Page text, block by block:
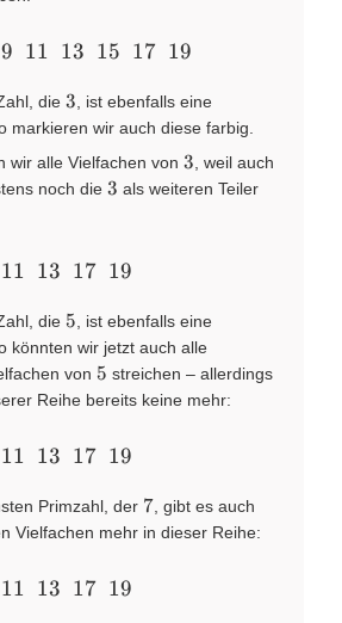
9 11 13 15 17 19
die 3
3 , ist ebenfalls eine
markieren wir auch diese farbig.
wir alle Vielfachen von 3
3 , weil auch
noch die 3
3 als weiteren Teiler
11 13 17 19
die 5
5 , ist ebenfalls eine
könnten wir jetzt auch alle
von 5
5 streichen – allerdings
Reihe bereits keine mehr:
11 13 17 19
Primzahl, der 7
7 , gibt es auch
Vielfachen mehr in dieser Reihe:
11 13 17 19